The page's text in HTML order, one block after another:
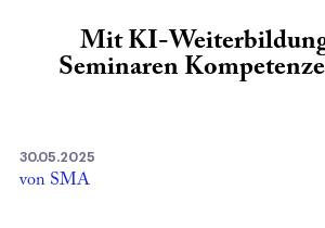
Mit KI-
Seminaren
30.05.2025
von SMA